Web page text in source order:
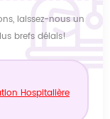
laissez-nous un
brefs délais!
Hospitalière